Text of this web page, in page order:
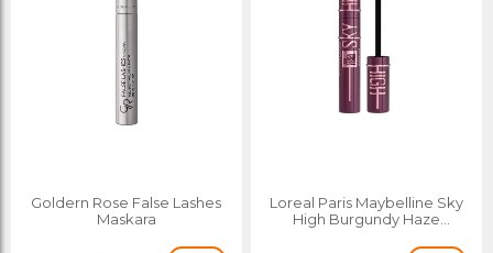
Goldern Rose False Lashes
Maskara
Loreal Paris Maybelline Sky
High Burgundy Haze